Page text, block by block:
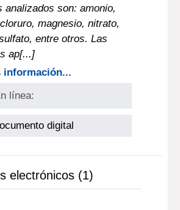
analizados son: amonio,
magnesio, nitrato,
entre otros. Las
ap[...]
información...
línea:
digital
electrónicos (1)